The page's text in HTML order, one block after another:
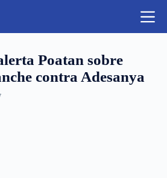
Poatan sobre
contra Adesanya